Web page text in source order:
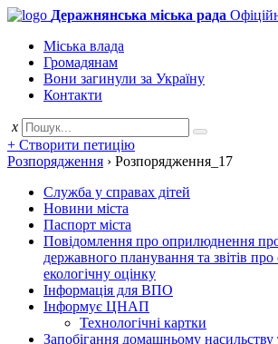
Деражнянська міська рада
Міська влада
Громадянам
Вони загинули за Україну
Контакти
x
+ Створити петицію
Розпорядження › Розпорядження_17
Служба у справах дітей
Новини міста
Паспорт міста
Повідомлення про оприлюднення
державного планування та звітів про
екологічну оцінку
Інформація для ВПО
Інформує ЦНАП
Технологічні картки
Запобігання домашньому насильству